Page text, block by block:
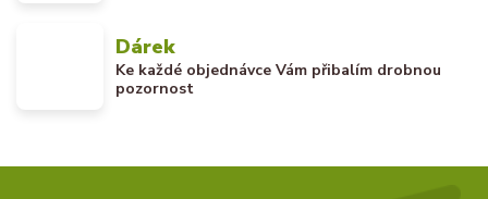
Dárek
Ke každé objednávce Vám přibalím drobnou
pozornost